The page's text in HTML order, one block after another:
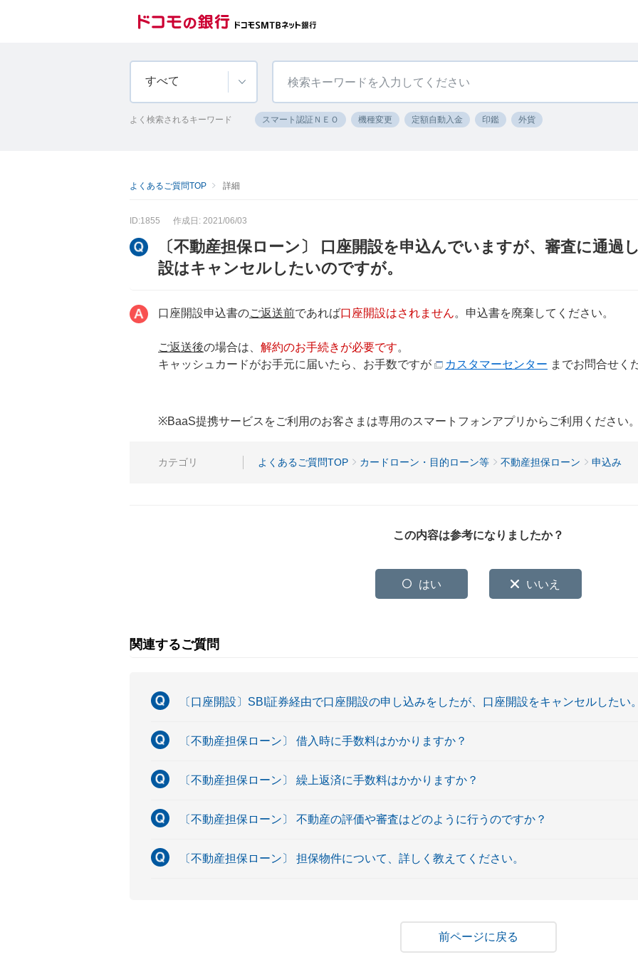
すべて
よく検索されるキーワード スマート認証ＮＥＯ 機種変更 定額自動入金 印鑑 外貨
よくあるご質問TOP 詳細
ID:1855 作成日: 2021/06/03
〔不動産担保ローン〕 口座開設を申込んでいますが、審査に通過
設はキャンセルしたいのですが。
口座開設申込書のご返送前であれば口座開設はされません。申込書を廃棄してください。
ご返送後の場合は、 解約のお手続きが必要です。
キャッシュカードがお手元に届いたら、お手数ですが
カスタマーセンター までお問合せく
※BaaS提携サービスをご利用のお客さまは専用のスマートフォンアプリからご利用ください。
カテゴリ よくあるご質問TOP カードローン・目的ローン等 不動産担保ローン 申込み
この内容は参考になりましたか？
はい いいえ
関連するご質問
〔口座開設〕SBI証券経由で口座開設の申し込みをしたが、口座開設をキャンセルしたい。
〔不動産担保ローン〕 借入時に手数料はかかりますか？
〔不動産担保ローン〕 繰上返済に手数料はかかりますか？
〔不動産担保ローン〕 不動産の評価や審査はどのように行うのですか？
〔不動産担保ローン〕 担保物件について、詳しく教えてください。
戻る